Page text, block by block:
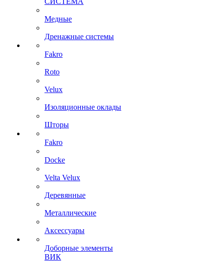
Медные
Дренажные системы
Fakro
Roto
Velux
Изоляционные оклады
Шторы
Fakro
Docke
Velta Velux
Деревянные
Металлические
Аксессуары
Доборные элементы
ВИК